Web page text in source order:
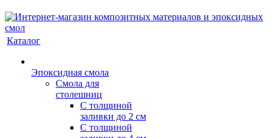
Каталог
Эпоксидная смола
Смола для
столешниц
С толщиной
заливки до 2 см
С толщиной